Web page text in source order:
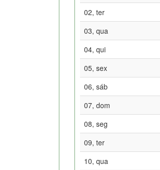
02, ter
03, qua
04, qui
05, sex
06, sáb
07, dom
08, seg
09, ter
10, qua